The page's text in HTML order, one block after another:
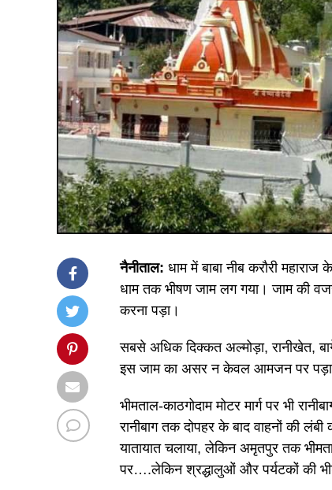
नैनीताल: धाम में बाबा नीब करौरी
धाम तक भीषण जाम लग गया। जाम की वजह
करना पड़ा।
सबसे अधिक दिक्कत अल्मोड़ा, रानीखेत,
इस जाम का असर न केवल आमजन पर पड़ा,
भीमताल-काठगोदाम मोटर मार्ग पर भी
रानीबाग तक दोपहर के बाद वाहनों की
यातायात चलाया, लेकिन अमृतपुर तक
पर….लेकिन श्रद्धालुओं और पर्यटकों की